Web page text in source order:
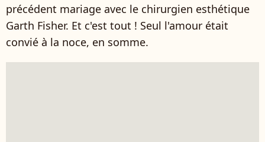
précédent mariage avec le chirurgien esthétique
Garth Fisher. Et c'est tout ! Seul l'amour était
convié à la noce, en somme.